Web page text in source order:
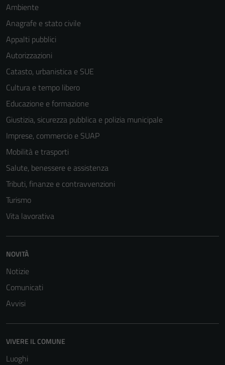
Ambiente
Anagrafe e stato civile
Appalti pubblici
Autorizzazioni
Catasto, urbanistica e SUE
Cultura e tempo libero
Educazione e formazione
Giustizia, sicurezza pubblica e polizia municipale
Imprese, commercio e SUAP
Mobilità e trasporti
Salute, benessere e assistenza
Tributi, finanze e contravvenzioni
Turismo
Vita lavorativa
NOVITÀ
Notizie
Comunicati
Avvisi
VIVERE IL COMUNE
Luoghi